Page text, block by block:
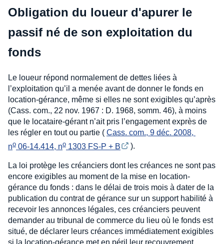
Obligation du loueur d'apurer le
passif né de son exploitation du
fonds
Le loueur répond normalement de dettes liées à
l’exploitation qu’il a menée avant de donner le fonds en
location-gérance, même si elles ne sont exigibles qu’après
(Cass. com., 22 nov. 1967 : D. 1968, somm. 46), à moins
que le locataire-gérant n’ait pris l’engagement exprès de
les régler en tout ou partie ( Cass. com., 9 déc. 2008,
no 06-14.414, no 1303 FS-P + B ).
La loi protège les créanciers dont les créances ne sont pas
encore exigibles au moment de la mise en location-
gérance du fonds : dans le délai de trois mois à dater de la
publication du contrat de gérance sur un support habilité à
recevoir les annonces légales, ces créanciers peuvent
demander au tribunal de commerce du lieu où le fonds est
situé, de déclarer leurs créances immédiatement exigibles